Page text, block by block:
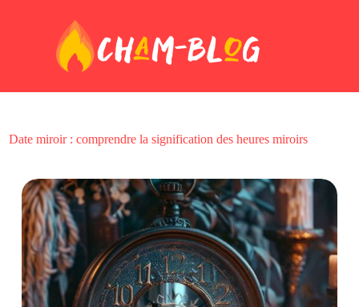
Date miroir : comprendre la signification des heures miroirs